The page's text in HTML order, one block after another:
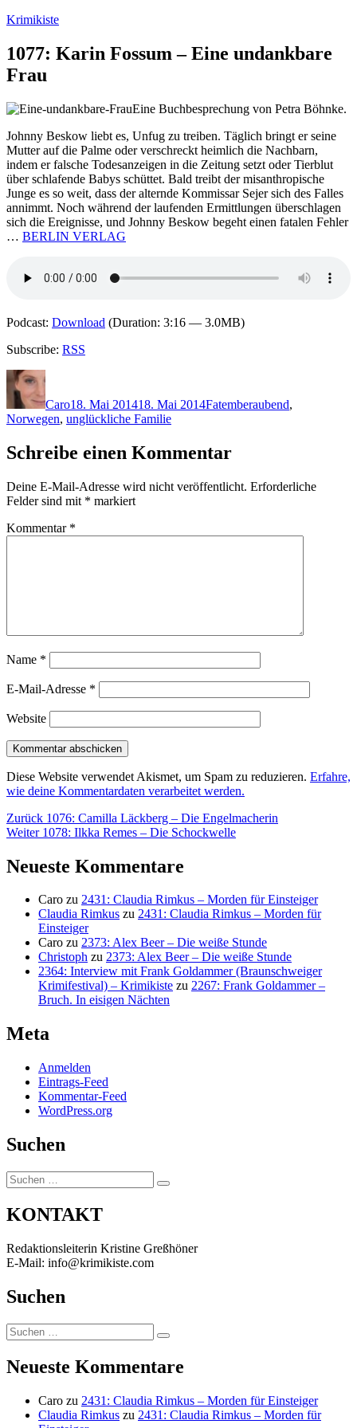
Zum
springen
Krimikiste
1077: Karin Fossum – Eine undankbare
Frau
Eine Buchbesprechung von Petra Böhnke.
Johnny Beskow liebt es, Unfug zu treiben. Täglich bringt er seine
Mutter auf die Palme oder verschreckt heimlich die Nachbarn,
indem er falsche Todesanzeigen in die Zeitung setzt oder Tierblut
über schlafende Babys schüttet. Bald treibt der misanthropische
Junge es so weit, dass der alternde Kommissar Sejer sich des Falles
annimmt. Noch während der laufenden Ermittlungen überschlagen
sich die Ereignisse, und Johnny Beskow begeht einen fatalen Fehler
… BERLIN VERLAG
Podcast: Download (Duration: 3:16 — 3.0MB)
Subscribe: RSS
Autor
Caro18. Mai 201418. Mai 2014Fatemberaubend,
Norwegen, unglückliche Familie
Schreibe einen Kommentar
Deine E-Mail-Adresse wird nicht veröffentlicht. Erforderliche
Felder sind mit * markiert
Kommentar *
Name *
E-Mail-Adresse *
Website
Diese Website verwendet Akismet, um Spam zu reduzieren. Erfahre,
wie deine Kommentardaten verarbeitet werden.
Beitragsnavigation
Zurück Vorheriger
Beitrag:
1076: Camilla Läckberg – Die Engelmacherin
Weiter Nächster
1078: Ilkka Remes – Die Schockwelle
Neueste Kommentare
Caro zu 2431: Claudia Rimkus – Morden für Einsteiger
Claudia Rimkus zu 2431: Claudia Rimkus – Morden für
Einsteiger
Caro zu 2373: Alex Beer – Die weiße Stunde
Christoph zu 2373: Alex Beer – Die weiße Stunde
2364: Interview mit Frank Goldammer (Braunschweiger
Krimifestival) – Krimikiste zu 2267: Frank Goldammer –
Bruch. In eisigen Nächten
Meta
Anmelden
Eintrags-Feed
Kommentar-Feed
WordPress.org
Suchen
Suchen
nach:
Suchen
KONTAKT
Redaktionsleiterin Kristine Greßhöner
E-Mail: info@krimikiste.com
Suchen
Suchen
nach:
Suchen
Neueste Kommentare
Caro zu 2431: Claudia Rimkus – Morden für Einsteiger
Claudia Rimkus zu 2431: Claudia Rimkus – Morden für